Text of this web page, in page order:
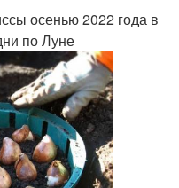
осенью 2022 года в
по Луне